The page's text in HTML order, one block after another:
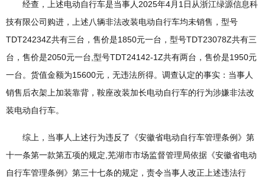
经查，上述电动自行车是当事人2025年4月1日从浙江绿源信息科
技有限公司购进，上述八辆非法改装电动自行车均未销售，型号
TDT24234Z共有三台，售价是1850元一台，型号TDT23078Z共有三
台，售价是2050元一台,型号TDT24142-1Z共有两台，售价是1950元
一台。货值金额为15600元，无违法所得。调查认定的事实：当事人
销售后衣架上加装靠背，鞍座改装加长电动自行车的行为涉嫌非法改
装电动自行车。
综上，当事人上述行为违反了《安徽省电动自行车管理条例》第
十一条第一款第五项的规定,芜湖市市场监督管理局依据《安徽省电动
自行车管理条例》第三十七条的规定，责令当事人改正上述违法行